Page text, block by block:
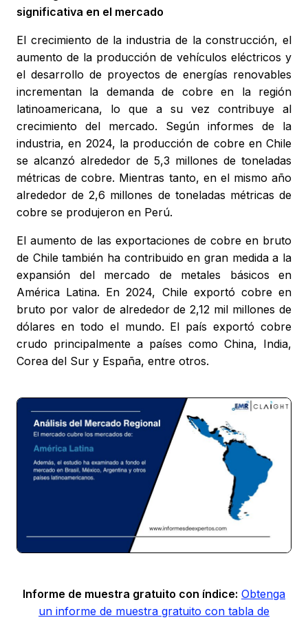
significativa en el mercado
El crecimiento de la industria de la construcción, el
aumento de la producción de vehículos eléctricos y
el desarrollo de proyectos de energías renovables
incrementan la demanda de cobre en la región
latinoamericana, lo que a su vez contribuye al
crecimiento del mercado. Según informes de la
industria, en 2024, la producción de cobre en Chile
se alcanzó alrededor de 5,3 millones de toneladas
métricas de cobre. Mientras tanto, en el mismo año
alrededor de 2,6 millones de toneladas métricas de
cobre se produjeron en Perú.
El aumento de las exportaciones de cobre en bruto
de Chile también ha contribuido en gran medida a la
expansión del mercado de metales básicos en
América Latina. En 2024, Chile exportó cobre en
bruto por valor de alrededor de 2,12 mil millones de
dólares en todo el mundo. El país exportó cobre
crudo principalmente a países como China, India,
Corea del Sur y España, entre otros.
Informe de muestra gratuito con índice: Obtenga
un informe de muestra gratuito con tabla de